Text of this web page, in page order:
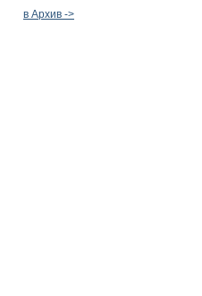
в Архив ->